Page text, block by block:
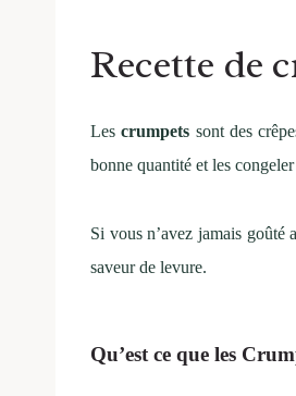
Recette de
Lescrumpets sont des
bonne quantité et les
Si vous n’avez jamais
saveur de levure.
Qu’est ce que les